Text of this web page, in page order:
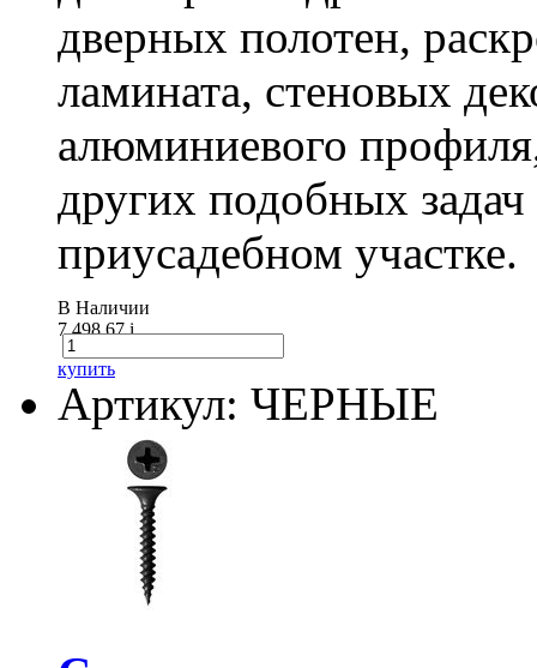
дверных полотен,
ламината, стеновых
алюминиевого
других подобных
приусадебном участке.
В Наличии
7 498.67i
купить
Артикул: ЧЕРНЫЕ